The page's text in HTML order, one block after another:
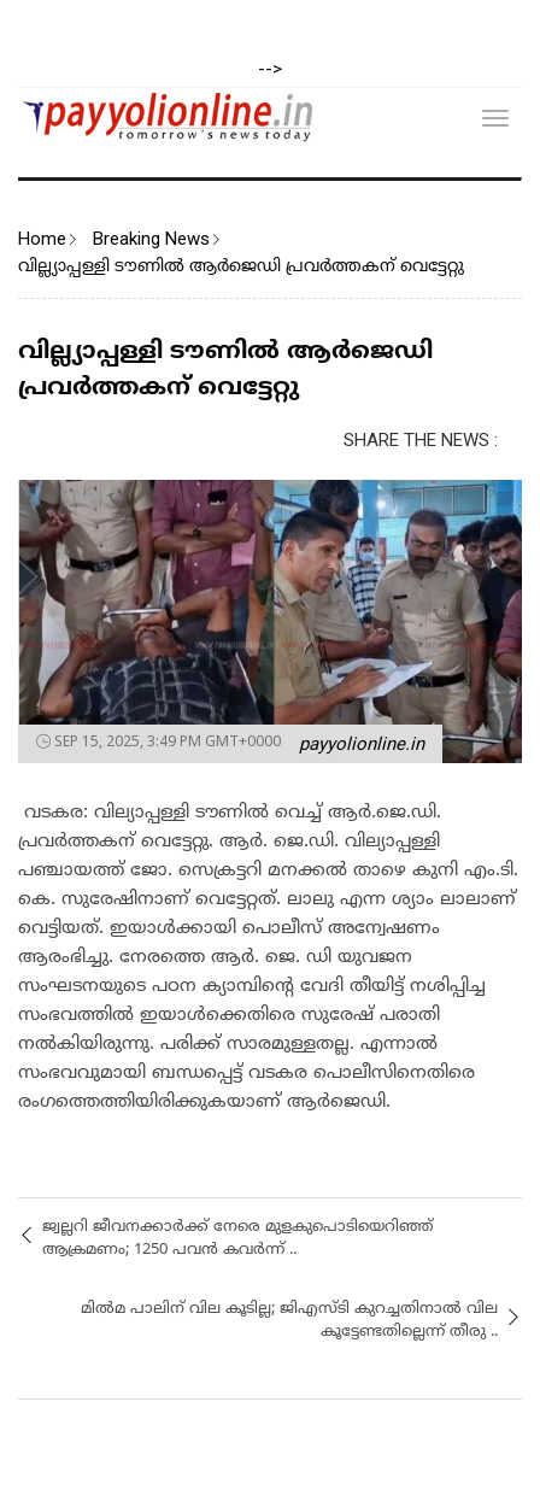
-->
Home Breaking News
വില്ല്യാപ്പള്ളി ടൗണിൽ ആ‍ർ‍ജെഡി പ്രവർത്തകന് വെട്ടേറ്റു
വില്ല്യാപ്പള്ളി ടൗണിൽ ആ‍ർ‍ജെഡി
പ്രവർത്തകന് വെട്ടേറ്റു
SHARE THE NEWS :
SEP 15, 2025, 3:49 PM GMT+0000 payyolionline.in
വടകര: വില്യാപ്പള്ളി ടൗണിൽ വെച്ച് ആർ.ജെ.ഡി.
പ്രവർത്തകന് വെട്ടേറ്റു. ആർ. ജെ.ഡി. വില്യാപ്പള്ളി
പഞ്ചായത്ത് ജോ. സെക്രട്ടറി മനക്കൽ താഴെ കുനി എം.ടി.
കെ. സുരേഷിനാണ് വെട്ടേറ്റത്. ലാലു എന്ന ശ്യാം ലാലാണ്
വെട്ടിയത്. ഇയാൾക്കായി പൊലീസ് അന്വേഷണം
ആരംഭിച്ചു. നേരത്തെ ആർ. ജെ. ഡി യുവജന
സംഘടനയുടെ പഠന ക്യാമ്പിന്റെ വേദി തീയിട്ട് നശിപ്പിച്ച
സംഭവത്തിൽ ഇയാൾക്കെതിരെ സുരേഷ് പരാതി
നൽകിയിരുന്നു. പരിക്ക് സാരമുള്ളതല്ല. എന്നാൽ
സംഭവവുമായി ബന്ധപ്പെട്ട് വടകര പൊലീസിനെതിരെ
രംഗത്തെത്തിയിരിക്കുകയാണ് ആര്‍ജെഡി.
ജ്വല്ലറി ജീവനക്കാര്‍ക്ക് നേരെ മുളകുപൊടിയെറിഞ്ഞ്
ആക്രമണം; 1250 പവന്‍ കവര്‍ന്ന് ..
മില്‍മ പാലിന് വില കൂടില്ല; ജിഎസ്ടി കുറച്ചതിനാല്‍ വില
കൂട്ടേണ്ടതില്ലെന്ന് തീരു ..